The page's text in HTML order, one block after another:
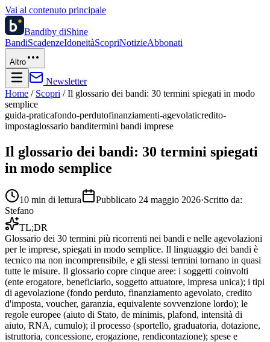
Vai al contenuto principale
Bandiby diShine
BandiScadenzeIdoneitàScopriNotizieAbbonati
Altro
Newsletter
Home / Scopri / Il glossario dei bandi: 30 termini spiegati in modo
semplice
guida-praticafondo-perdutofinanziamenti-agevolaticredito-
impostaglossario banditermini bandi imprese
Il glossario dei bandi: 30 termini spiegati
in modo semplice
10 min di lettura Pubblicato 24 maggio 2026·Scritto da:
Stefano
TL;DR
Glossario dei 30 termini più ricorrenti nei bandi e nelle agevolazioni
per le imprese, spiegati in modo semplice. Il linguaggio dei bandi è
tecnico ma non incomprensibile, e gli stessi termini tornano in quasi
tutte le misure. Il glossario copre cinque aree: i soggetti coinvolti
(ente erogatore, beneficiario, soggetto attuatore, impresa unica); i tipi
di agevolazione (fondo perduto, finanziamento agevolato, credito
d'imposta, voucher, garanzia, equivalente sovvenzione lordo); le
regole europee (aiuto di Stato, de minimis, plafond, intensità di
aiuto, RNA, cumulo); il processo (sportello, graduatoria, dotazione,
istruttoria, concessione, erogazione, rendicontazione); spese e